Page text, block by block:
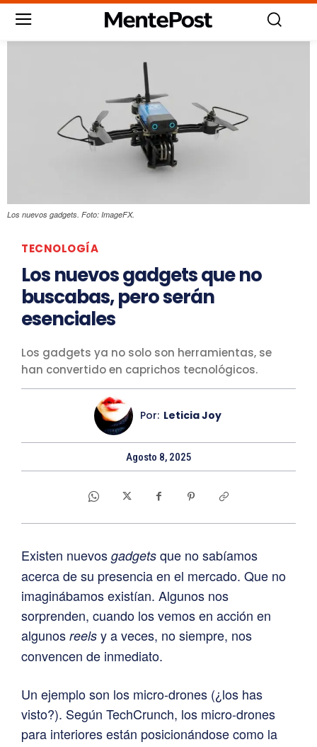
Los nuevos gadgets. Foto: ImageFX.
TECNOLOGÍA
Los nuevos gadgets que no
buscabas, pero serán
esenciales
Los gadgets ya no solo son herramientas, se
han convertido en caprichos tecnológicos.
Por: Leticia Joy
Agosto 8, 2025
Existen nuevos gadgets que no sabíamos
acerca de su presencia en el mercado. Que no
imaginábamos existían. Algunos nos
sorprenden, cuando los vemos en acción en
algunos reels y a veces, no siempre, nos
convencen de inmediato.
Un ejemplo son los micro-drones (¿los has
visto?). Según TechCrunch, los micro-drones
para interiores están posicionándose como la